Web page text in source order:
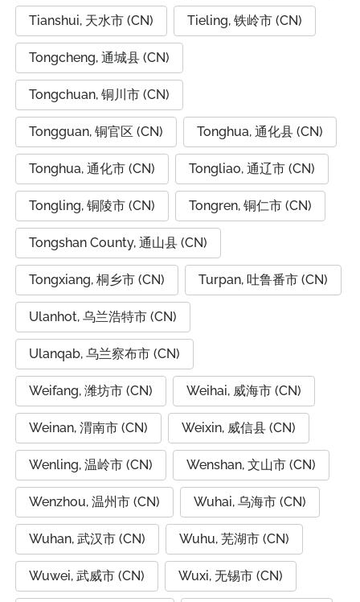
Tianshui, 天水市 (CN) Tieling, 铁岭市 (CN)
Tongcheng, 通城县 (CN)
Tongchuan, 铜川市 (CN)
Tongguan, 铜官区 (CN) Tonghua, 通化县 (CN)
Tonghua, 通化市 (CN) Tongliao, 通辽市 (CN)
Tongling, 铜陵市 (CN) Tongren, 铜仁市 (CN)
Tongshan County, 通山县 (CN)
Tongxiang, 桐乡市 (CN) Turpan, 吐鲁番市 (CN)
Ulanhot, 乌兰浩特市 (CN)
Ulanqab, 乌兰察布市 (CN)
Weifang, 潍坊市 (CN) Weihai, 威海市 (CN)
Weinan, 渭南市 (CN) Weixin, 威信县 (CN)
Wenling, 温岭市 (CN) Wenshan, 文山市 (CN)
Wenzhou, 温州市 (CN) Wuhai, 乌海市 (CN)
Wuhan, 武汉市 (CN) Wuhu, 芜湖市 (CN)
Wuwei, 武威市 (CN) Wuxi, 无锡市 (CN)